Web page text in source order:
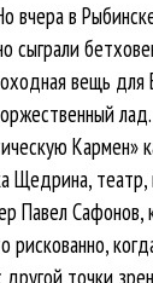
вчера в
сыграли
вещь для
Кармен»
Щедрина,
Павел
рискованно,